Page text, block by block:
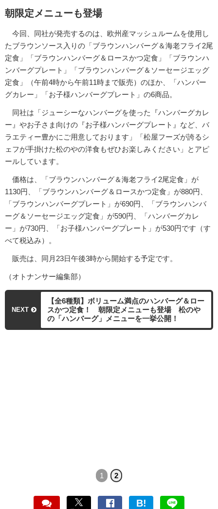
朝限定メニューも登場
今回、同社が発売するのは、欧州産マッシュルームを使用し
たブラウンソース入りの「ブラウンハンバーグ＆海老フライ2尾
定食」「ブラウンハンバーグ＆ロースかつ定食」「ブラウンハ
ンバーグプレート」「ブラウンハンバーグ＆ソーセージエッグ
定食」（午前4時から午前11時まで販売）のほか、「ハンバー
グカレー」「お子様ハンバーグプレート」の6商品。
同社は「ジューシーなハンバーグを使った『ハンバーグカレ
ー』やお子さま向けの『お子様ハンバーグプレート』など、バ
ラエティー豊かにご用意しております」「松屋フーズが誇るシ
ェフが手掛けた松のやの洋食もぜひお楽しみください」とアピ
ールしています。
価格は、「ブラウンハンバーグ＆海老フライ2尾定食」が
1130円、「ブラウンハンバーグ＆ロースかつ定食」が880円、
「ブラウンハンバーグプレート」が690円、「ブラウンハンバ
ーグ＆ソーセージエッグ定食」が590円、「ハンバーグカレ
ー」が730円、「お子様ハンバーグプレート」が530円です（す
べて税込み）。
販売は、同月23日午後3時から開始する予定です。
（オトナンサー編集部）
NEXT
【全6種類】ボリューム満点のハンバーグ＆ロー
スかつ定食！ 朝限定メニューも登場 松のや
の「ハンバーグ」メニューを一挙公開！
1 2
B!